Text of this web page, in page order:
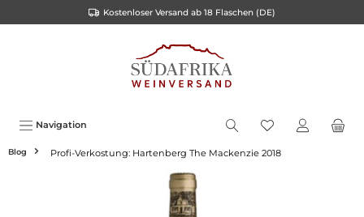
Kostenloser Versand ab 18 Flaschen (DE)
Navigation
Blog Profi-Verkostung: Hartenberg The Mackenzie 2018